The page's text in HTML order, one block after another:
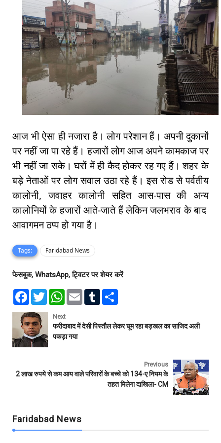
आज भी ऐसा ही नजारा है। लोग परेशान हैं। अपनी दुकानों
पर नहीं जा पा रहे हैं। हजारों लोग आज अपने कामकाज पर
भी नहीं जा सके। घरों में ही कैद होकर रह गए हैं। शहर के
बड़े नेताओं पर लोग सवाल उठा रहे हैं। इस रोड से पर्वतीय
कालोनी, जवाहर कालोनी सहित आस-पास की अन्य
कालोनियों के हजारों आते-जाते हैं लेकिन जलभराव के बाद
आवागमन ठप्प हो गया है।
Tags: Faridabad News
फेसबुक, WhatsApp, ट्विटर पर शेयर करें
F
e
b
o
o
k
T
w
r
W
t
s
A
p
E
l
T
l
e
Next
फरीदाबाद में देसी पिस्तौल लेकर घूम रहा बड़खल का साजिद अली
पकड़ा गया
Previous
2 लाख रुपये से कम आय वाले परिवारों के बच्चे को 134-ए नियम के
तहत मिलेगा दाखिला- CM
Faridabad News